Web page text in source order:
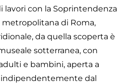
lavori con la Soprintendenza
metropolitana di Roma,
da quella scoperta è
sotterranea, con
e bambini, aperta a
dal